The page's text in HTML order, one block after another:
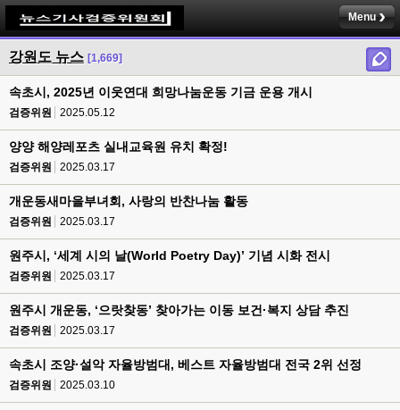
Menu
강원도 뉴스 [1,669]
속초시, 2025년 이웃연대 희망나눔운동 기금 운용 개시
검증위원 2025.05.12
양양 해양레포츠 실내교육원 유치 확정!
검증위원 2025.03.17
개운동새마을부녀회, 사랑의 반찬나눔 활동
검증위원 2025.03.17
원주시, ‘세계 시의 날(World Poetry Day)’ 기념 시화 전시
검증위원 2025.03.17
원주시 개운동, ‘으랏찾동’ 찾아가는 이동 보건·복지 상담 추진
검증위원 2025.03.17
속초시 조양·설악 자율방범대, 베스트 자율방범대 전국 2위 선정
검증위원 2025.03.10